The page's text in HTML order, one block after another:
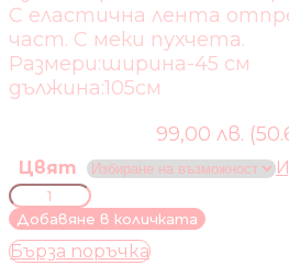
С еластична лента
част. С меки пухчета.
Размери:ширина-45 см
дължина:105см
99,00 лв.
Цвят
количество
за
Adbor-
чувалче
Добавяне в количката
Бърза поръчка